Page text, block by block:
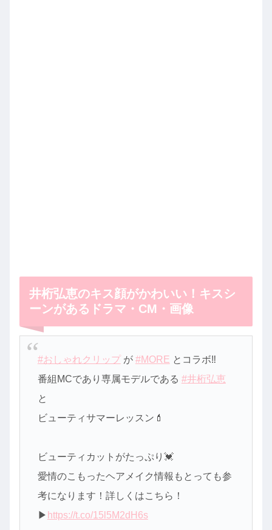
井桁弘恵のキス顔がかわいい！キスシ
ーンがあるドラマ・CM・画像
#おしゃれクリップが #MORE とコラボ‼
番組MCであり専属モデルである #井桁弘恵
と
ビューティサマーレッスン💄
ビューティカットがたっぷり💓
愛情のこもったヘアメイク情報もとっても参
考になります！詳しくはこちら！
▶ https://t.co/15l5M2dH6s